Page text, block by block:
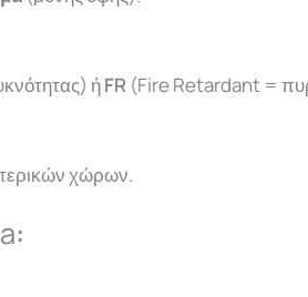
ας) ήFR (Fire Retardant =
χώρων.
: